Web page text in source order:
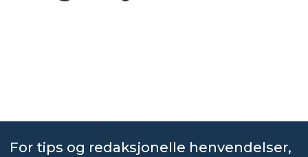
For tips og redaksjonelle henvendelser,